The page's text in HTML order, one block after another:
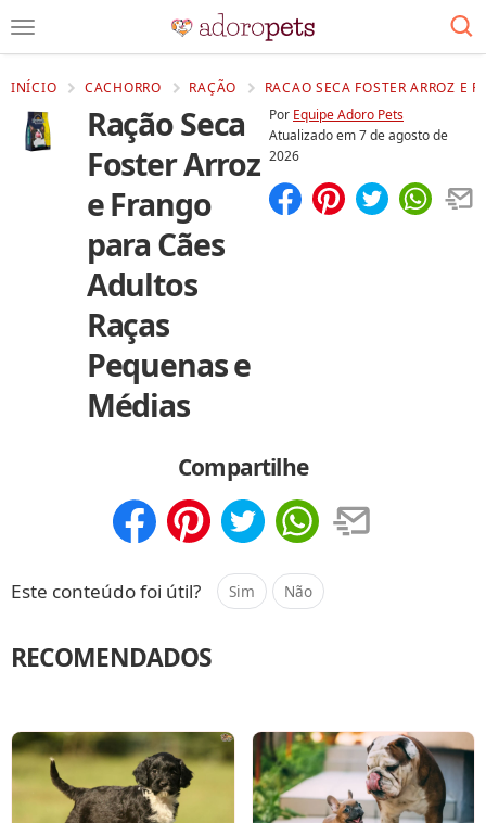
INÍCIO CACHORRO RAÇÃO RACAO SECA FOSTER ARROZ E
Ração Seca
Foster Arroz
e Frango
para Cães
Adultos
Raças
Pequenas e
Médias
Por Equipe Adoro Pets
Atualizado em7 de agosto de
2026
Compartilhe
Este conteúdo foi útil? Sim Não
RECOMENDADOS